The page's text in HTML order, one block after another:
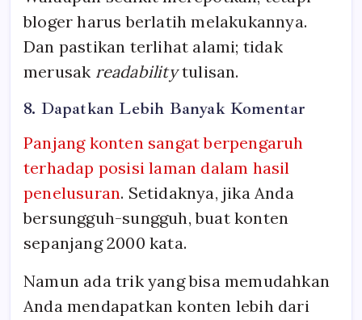
bloger harus berlatih melakukannya.
Dan pastikan terlihat alami; tidak
merusak readabilitytulisan.
8. Dapatkan Lebih Banyak Komentar
Panjang konten sangat berpengaruh
terhadap posisi laman dalam hasil
penelusuran. Setidaknya, jika Anda
bersungguh-sungguh, buat konten
sepanjang 2000 kata.
Namun ada trik yang bisa memudahkan
Anda mendapatkan konten lebih dari